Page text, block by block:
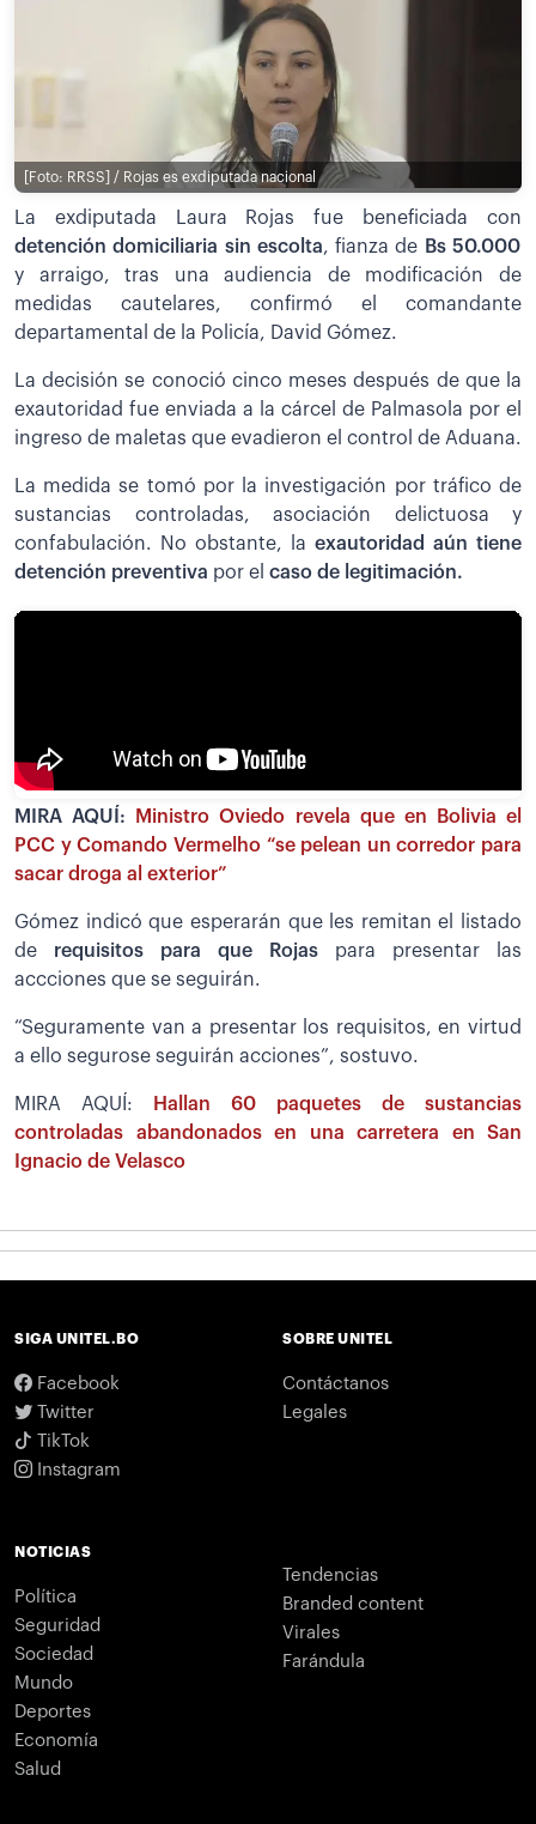
[Foto: RRSS] / Rojas es exdiputada nacional
La exdiputada Laura Rojas fue beneficiada con
detención domiciliaria sin escolta, fianza de Bs 50.000
y arraigo, tras una audiencia de modificación de
medidas cautelares, confirmó el comandante
departamental de la Policía, David Gómez.
La decisión se conoció cinco meses después de que la
exautoridad fue enviada a la cárcel de Palmasola por el
ingreso de maletas que evadieron el control de Aduana.
La medida se tomó por la investigación por tráfico de
sustancias controladas, asociación delictuosa y
confabulación. No obstante, la exautoridad aún tiene
detención preventiva por el caso de legitimación.
MIRA AQUÍ:
Ministro Oviedo revela que en Bolivia el
PCC y Comando Vermelho “se pelean un corredor para
sacar droga al exterior”
Gómez indicó que esperarán que les remitan el listado
de requisitos para que Rojas para presentar las
accciones que se seguirán.
“Seguramente van a presentar los requisitos, en virtud
a ello segurose seguirán acciones”, sostuvo.
MIRA AQUÍ:
Hallan 60 paquetes de sustancias
controladas abandonados en una carretera en San
Ignacio de Velasco
SIGA UNITEL.BO
Facebook
Twitter
TikTok
Instagram
SOBRE UNITEL
Contáctanos
Legales
NOTICIAS
Política
Seguridad
Sociedad
Mundo
Deportes
Economía
Salud
Tendencias
Branded content
Virales
Farándula